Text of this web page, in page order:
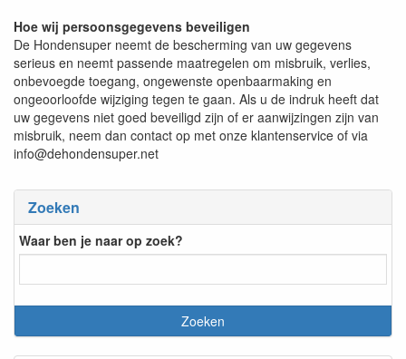
Zoeken
Waar ben je naar op zoek?
Hoe wij persoonsgegevens beveiligen
De Hondensuper neemt de bescherming van uw gegevens
serieus en neemt passende maatregelen om misbruik, verlies,
onbevoegde toegang, ongewenste openbaarmaking en
ongeoorloofde wijziging tegen te gaan. Als u de indruk heeft dat
uw gegevens niet goed beveiligd zijn of er aanwijzingen zijn van
misbruik, neem dan contact op met onze klantenservice of via
info@dehondensuper.net